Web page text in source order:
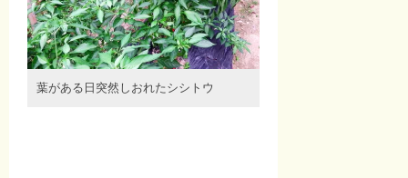
葉がある日突然しおれたシシトウ